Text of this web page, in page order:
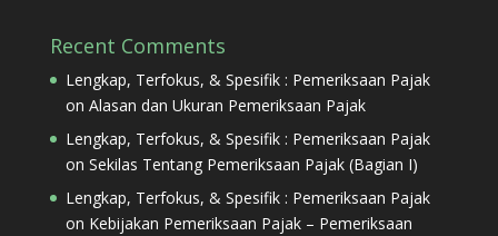
Recent Comments
Lengkap, Terfokus, & Spesifik : Pemeriksaan Pajak
on Alasan dan Ukuran Pemeriksaan Pajak
Lengkap, Terfokus, & Spesifik : Pemeriksaan Pajak
on Sekilas Tentang Pemeriksaan Pajak (Bagian I)
Lengkap, Terfokus, & Spesifik : Pemeriksaan Pajak
on Kebijakan Pemeriksaan Pajak – Pemeriksaan